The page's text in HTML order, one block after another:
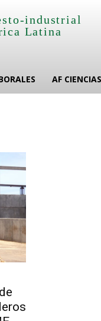
industrial
Latina
AF CIENCIAS